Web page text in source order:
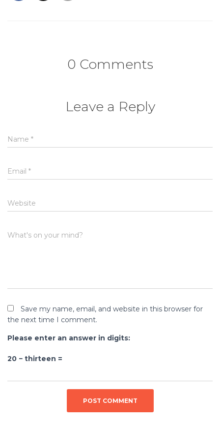
0 Comments
Leave a Reply
Name *
Email *
Website
What's on your mind?
Save my name, email, and website in this browser for
the next time I comment.
Please enter an answer in digits:
20 − thirteen =